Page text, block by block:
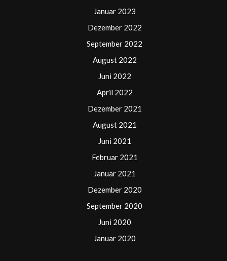
Januar 2023
Dezember 2022
September 2022
August 2022
Juni 2022
April 2022
Dezember 2021
August 2021
Juni 2021
Februar 2021
Januar 2021
Dezember 2020
September 2020
Juni 2020
Januar 2020